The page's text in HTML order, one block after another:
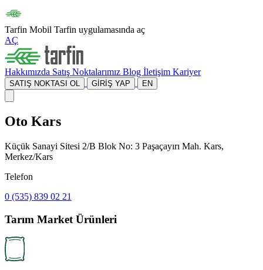
Tarfin Mobil Tarfin uygulamasında aç
AÇ
Hakkımızda Satış Noktalarımız Blog İletişim Kariyer
SATIŞ NOKTASI OL GİRİŞ YAP EN
Oto Kars
Küçük Sanayi Sitesi 2/B Blok No: 3 Paşaçayırı Mah. Kars,
Merkez/Kars
Telefon
0 (535) 839 02 21
Tarım Market Ürünleri